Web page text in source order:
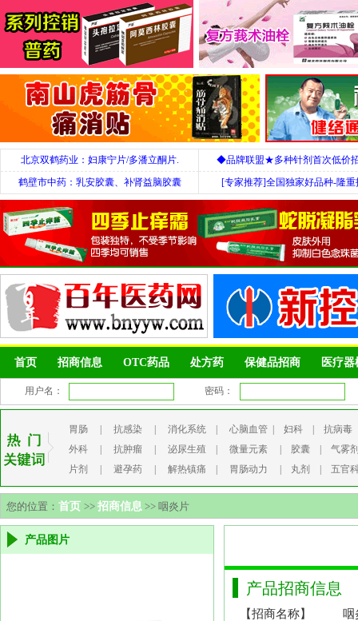
北京双鹤药业：妇康宁片/多潘立酮片.
鹤壁市中药：乳安胶囊、补肾益脑胶囊
◆品牌联盟★多种针剂首次低价
[专家推荐]全国独家好品种-隆重
首页 招商信息 OTC药品 处方药 保健品招商 医疗器
用户名： 密码：
胃肠 抗感染 消化系统 心脑血管 妇科 抗病毒
外科
抗肿瘤 泌尿生殖 微量元素 胶囊
气雾
片剂
避孕药 解热镇痛 胃肠动力 丸剂 五官
您的位置： 首页 >> 招商信息 >> 咽炎片
产品图片
产品招商信息
【招商名称】
咽